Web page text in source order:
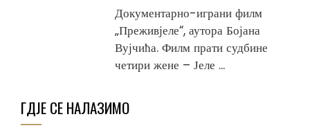
Документарно-играни филм
„Преживјеле“, аутора Бојана
Вујчића. Филм прати судбине
четири жене – Јеле ...
ГДЈЕ СЕ НАЛАЗИМО